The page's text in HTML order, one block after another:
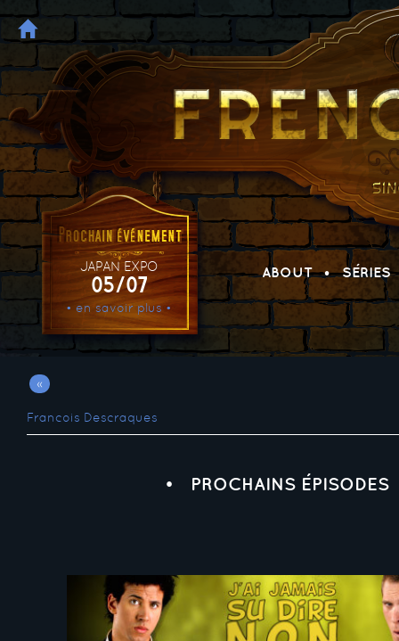
JAPAN EXPO
05/07
• en savoir plus •
ABOUT SÉRIES
«
Francois Descraques
PROCHAINS ÉPISODES